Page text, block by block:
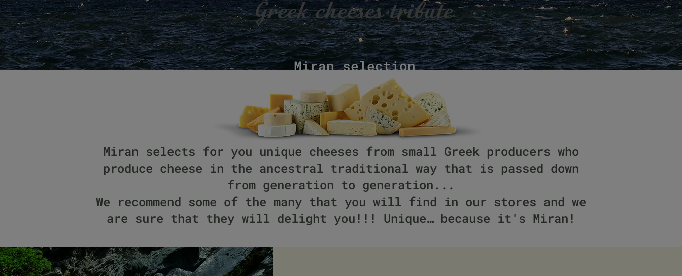
Greek cheeses tribute
Miran selection
Miran selects for you unique cheeses from small Greek producers who
produce cheese in the ancestral traditional way that is passed down
from generation to generation...
We recommend some of the many that you will find in our stores and we
are sure that they will delight you!!! Unique… because it's Miran!